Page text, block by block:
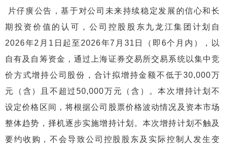
片仔癀公告，基于对公司未来持续稳定发展的信心和长
期投资价值的认可，公司控股股东九龙江集团计划自
2026年2月1日起至2026年7月31日（即6个月内），以
自有及自筹资金，通过上海证券交易所交易系统以集中竞
价方式增持公司股份，合计拟增持金额不低于30,000万
元（含）且不超过50,000万元（含）。本次增持计划不
设定价格区间，将根据公司股票价格波动情况及资本市场
整体趋势，择机逐步实施增持计划。本次增持计划不触及
要约收购，不会导致公司控股股东及实际控制人发生变